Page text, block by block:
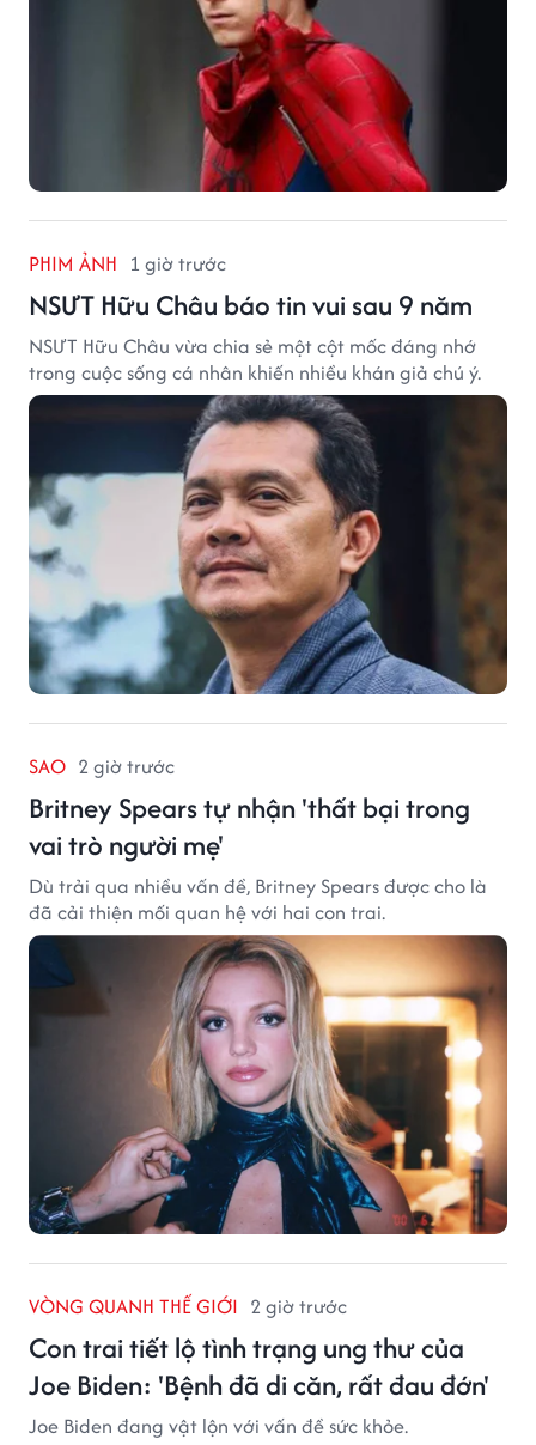
PHIM ẢNH 1 giờ trước
NSƯT Hữu Châu báo tin vui sau 9 năm
NSƯT Hữu Châu vừa chia sẻ một cột mốc đáng nhớ
trong cuộc sống cá nhân khiến nhiều khán giả chú ý.
SAO 2 giờ trước
Britney Spears tự nhận 'thất bại trong
vai trò người mẹ'
Dù trải qua nhiều vấn đề, Britney Spears được cho là
đã cải thiện mối quan hệ với hai con trai.
VÒNG QUANH THẾ GIỚI 2 giờ trước
Con trai tiết lộ tình trạng ung thư của
Joe Biden: 'Bệnh đã di căn, rất đau đớn'
Joe Biden đang vật lộn với vấn đề sức khỏe.